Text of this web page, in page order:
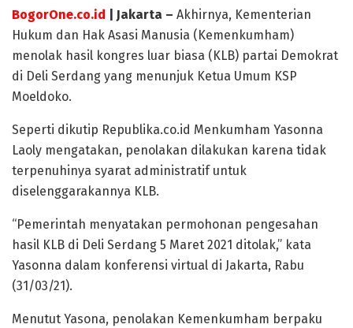
BogorOne.co.id | Jakarta – Akhirnya, Kementerian
Hukum dan Hak Asasi Manusia (Kemenkumham)
menolak hasil kongres luar biasa (KLB) partai Demokrat
di Deli Serdang yang menunjuk Ketua Umum KSP
Moeldoko.
Seperti dikutip Republika.co.id Menkumham Yasonna
Laoly mengatakan, penolakan dilakukan karena tidak
terpenuhinya syarat administratif untuk
diselenggarakannya KLB.
“Pemerintah menyatakan permohonan pengesahan
hasil KLB di Deli Serdang 5 Maret 2021 ditolak,” kata
Yasonna dalam konferensi virtual di Jakarta, Rabu
(31/03/21).
Menutut Yasona, penolakan Kemenkumham berpaku